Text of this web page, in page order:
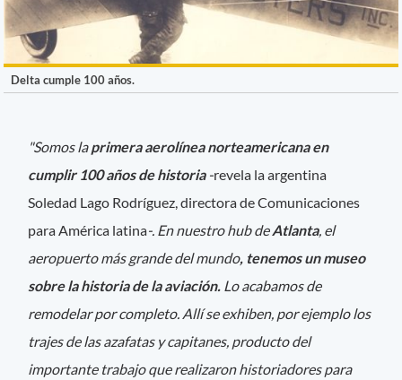
Delta cumple 100 años.
"Somos laprimera aerolínea norteamericana en
cumplir 100 años de historia-revela la argentina
Soledad Lago Rodríguez, directora de Comunicaciones
para América latina-. En nuestro hub deAtlanta, el
aeropuerto más grande del mundo, tenemos un museo
sobre la historia de la aviación. Lo acabamos de
remodelar por completo. Allí se exhiben, por ejemplo los
trajes de las azafatas y capitanes, producto del
importante trabajo que realizaron historiadores para